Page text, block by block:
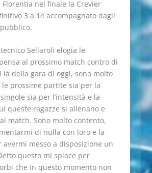
Florentia nel finale la Crevier
3 a 14 accompagnato dagli
Sellaroli elogia le
al prossimo match contro di
là della gara di oggi, sono molto
prossime partite sia per la
sia per l’intensità e la
queste ragazze si allenano e
match. Sono molto contento,
di nulla con loro e la
avermi messo a disposizione un
questo mi spiace per
che in questo momento non